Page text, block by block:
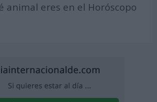
animal eres en el Horóscopo